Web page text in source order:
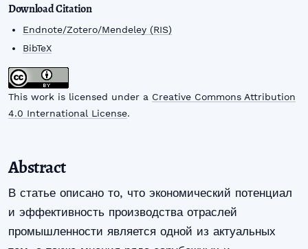
Download Citation
Endnote/Zotero/Mendeley (RIS)
BibTeX
This work is licensed under a Creative Commons Attribution
4.0 International License.
Abstract
В статье описано то, что экономический потенциал
и эффективность производства отраслей
промышленности является одной из актуальных